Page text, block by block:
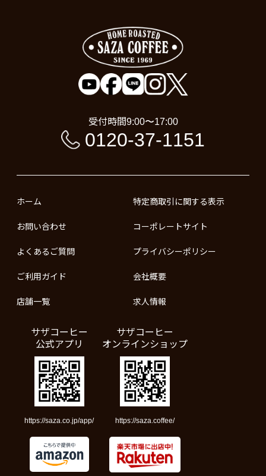
受付時間9:00〜17:00
0120-37-1151
ホーム
お問い合わせ
よくあるご質問
ご利用ガイド
店舗一覧
特定商取引に関する表示
コーポレートサイト
プライバシーポリシー
会社概要
求人情報
サザコーヒー
公式アプリ
https://saza.co.jp/app/
サザコーヒー
オンラインショップ
https://saza.coffee/